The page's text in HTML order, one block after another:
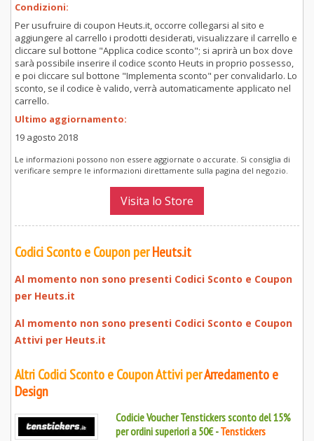
Condizioni:
Per usufruire di coupon Heuts.it, occorre collegarsi al sito e
aggiungere al carrello i prodotti desiderati, visualizzare il carrello e
cliccare sul bottone "Applica codice sconto"; si aprirà un box dove
sarà possibile inserire il codice sconto Heuts in proprio possesso,
e poi cliccare sul bottone "Implementa sconto" per convalidarlo. Lo
sconto, se il codice è valido, verrà automaticamente applicato nel
carrello.
Ultimo aggiornamento:
19 agosto 2018
Le informazioni possono non essere aggiornate o accurate. Si consiglia di
verificare sempre le informazioni direttamente sulla pagina del negozio.
Visita lo Store
Codici Sconto e Coupon perHeuts.it
Al momento non sono presenti Codici Sconto e Coupon
per Heuts.it
Al momento non sono presenti Codici Sconto e Coupon
Attivi per Heuts.it
Altri Codici Sconto e Coupon Attivi perArredamento e
Design
Codicie Voucher Tenstickers sconto del 15%
per ordini superiori a 50€-Tenstickers